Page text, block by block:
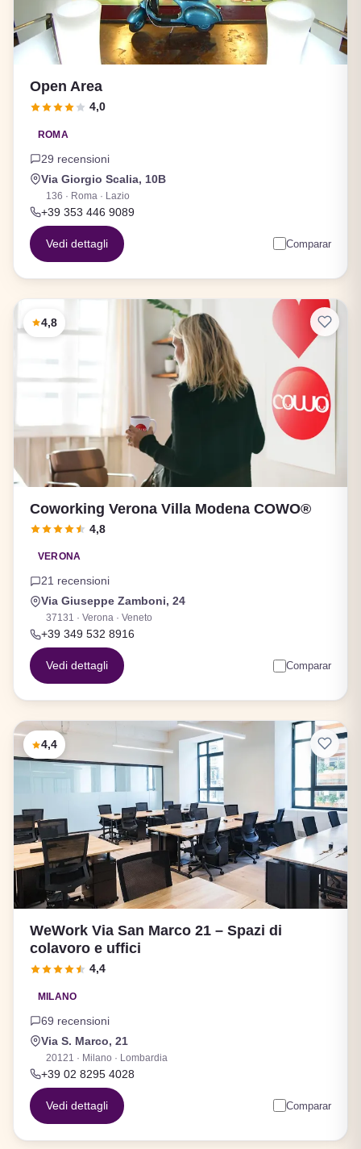
Open Area
4,0
ROMA
29 recensioni
Via Giorgio Scalia, 10B
136 · Roma · Lazio
+39 353 446 9089
Vedi dettagli Comparar
4,8
Coworking Verona Villa Modena COWO®
4,8
VERONA
21 recensioni
Via Giuseppe Zamboni, 24
37131 · Verona · Veneto
+39 349 532 8916
Vedi dettagli Comparar
4,4
WeWork Via San Marco 21 – Spazi di
colavoro e uffici
4,4
MILANO
69 recensioni
Via S. Marco, 21
20121 · Milano · Lombardia
+39 02 8295 4028
Vedi dettagli Comparar